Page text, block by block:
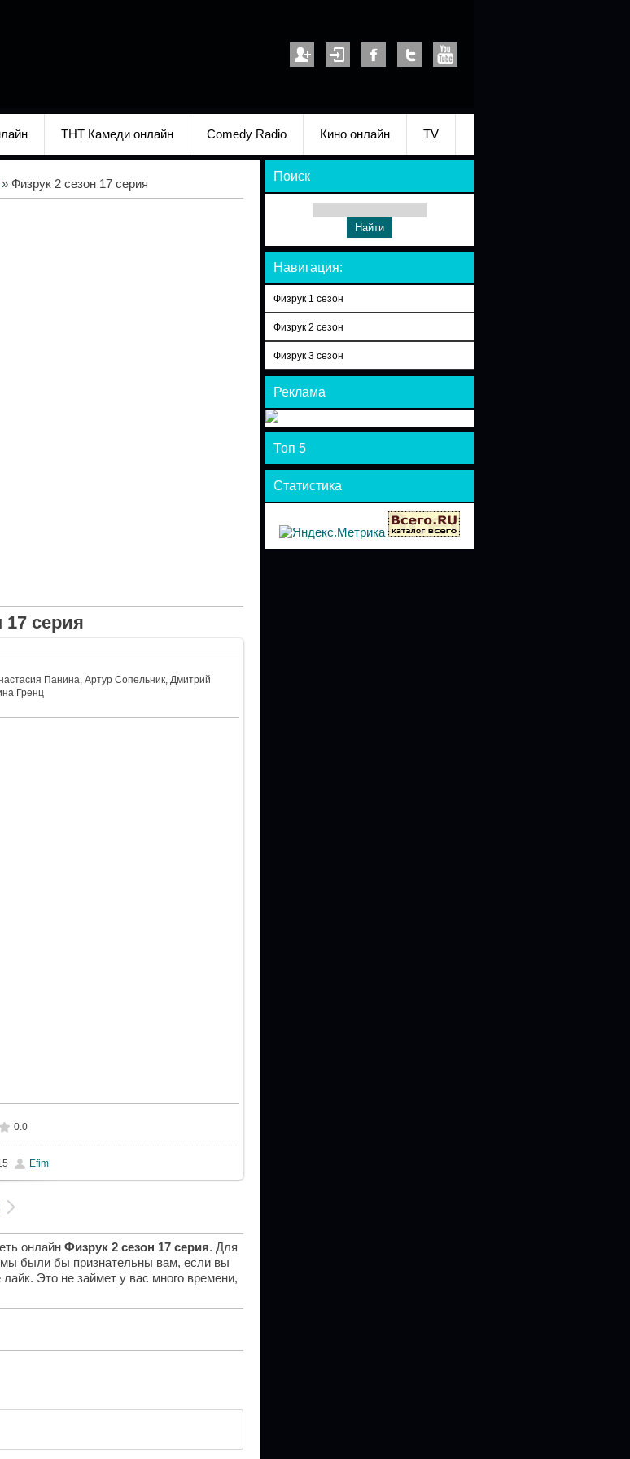
ТНТ Камеди онлайн Comedy Radio Кино онлайн TV
» Физрук 2 сезон 17 серия
17 серия
Панина, Артур Сопельник, Дмитрий
Гренц
0.0
Efim
онлайн Физрук 2 сезон 17 серия. Для
мы были бы признательны вам, если вы
Это не займет у вас много времени,
Поиск
Навигация:
Физрук 1 сезон
Физрук 2 сезон
Физрук 3 сезон
Реклама
Топ 5
Статистика